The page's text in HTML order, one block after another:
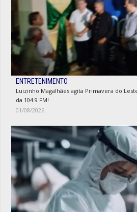
ENTRETENIMENTO
Luizinho Magalhães agita Primavera do
da 104.9 FM!
01/08/2026